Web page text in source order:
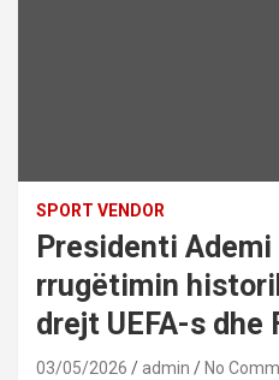
SPORT VENDOR
Presidenti
rrugëtimin
drejt UEFA-s dhe
03/05/2026 admin No